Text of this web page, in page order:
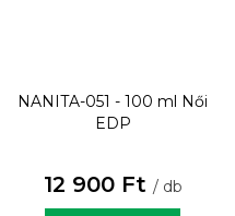
NANITA-051 - 100 ml
Női
EDP
12 900 Ft / db